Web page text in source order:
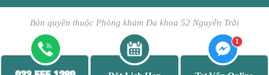
Bản quyền thuộc Phòng khám Đa khoa 52 Nguyễn Trãi